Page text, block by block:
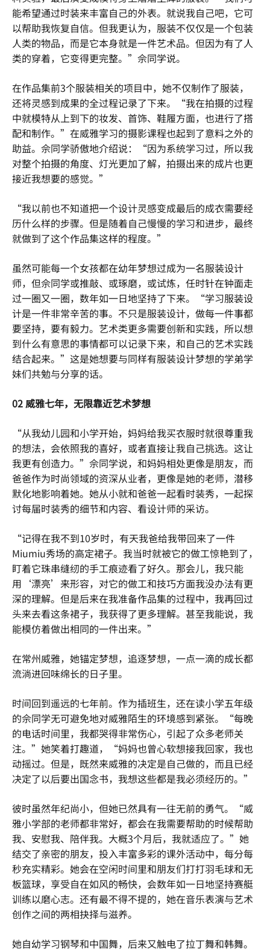
能希望通过时装来丰富自己的外表。就说我自己吧，它可
以帮助我恢复自信。但我更认为，服装不仅仅是一个包装
人类的物品，而是它本身就是一件艺术品。但因为有了人
类的穿着，它变得更完整。”佘同学说。
在作品集前3个服装相关的项目中，她不仅制作了服装，
还将灵感到成果的全过程记录了下来。“我在拍摄的过程
中就模特从上到下的妆发、首饰、鞋履方面，也进行了搭
配和制作。”在威雅学习的摄影课程也起到了意料之外的
助益。佘同学骄傲地介绍说：“因为系统学习过，所以我
对整个拍摄的角度、灯光更加了解，拍摄出来的成片也更
接近我想要的感觉。”
“我以前也不知道把一个设计灵感变成最后的成衣需要经
历什么样的步骤。但是随着自己慢慢的学习和进步，最终
就做到了这个作品集这样的程度。”
虽然可能每一个女孩都在幼年梦想过成为一名服装设计
师，但佘同学或推敲、或琢磨，或试炼，任时针在钟面走
过一圈又一圈，数年如一日地坚持了下来。“学习服装设
计是一件非常辛苦的事。不只是服装设计，做每一件事都
要坚持，要有毅力。艺术类更多需要创新和实践，所以想
到什么有意思的事情都可以记录下来，和自己的艺术实践
结合起来。”这是她想要与同样有服装设计梦想的学弟学
妹们共勉与分享的话。
02 威雅七年，无限靠近艺术梦想
“从我幼儿园和小学开始，妈妈给我买衣服时就很尊重我
的想法，会依照我的喜好，或者直接让我自己挑选。这让
我更有创造力。”佘同学说，和妈妈相处更像是朋友，而
爸爸作为时尚领域的资深从业者，更像是她的老师，潜移
默化地影响着她。她从小就和爸爸一起看时装秀，一起探
讨每届时装秀的细节和内容、看设计师的采访。
“记得在我不到10岁时，有天我爸给我带回来了一件
Miumiu秀场的高定裙子。我当时就被它的做工惊艳到了，
盯着它珠串缝纫的手工痕迹看了好久。那会儿，我只能
用‘漂亮’来形容，对它的做工和技巧方面我没办法有更
深的理解。但是后来在我准备作品集的过程中，我再回过
头来去看这条裙子，我获得了更多理解。甚至我能说，我
能模仿着做出相同的一件出来。”
在常州威雅，她锚定梦想，追逐梦想，一点一滴的成长都
流淌进回味绵长的日子里。
时间回到遥远的七年前。作为插班生，还在读小学五年级
的佘同学无可避免地对威雅陌生的环境感到紧张。“每晚
的电话时间里，我都哭得非常伤心，引起了众多老师关
注。”她笑着打趣道，“妈妈也曾心软想接我回家，我也
动摇过。但是，既然来威雅的决定是自己做的，而且已经
决定了以后要出国念书，我想这些都是我必须经历的。”
彼时虽然年纪尚小，但她已然具有一往无前的勇气。“威
雅小学部的老师都非常好，都会在我需要帮助的时候帮助
我、安慰我、陪伴我。大概3个月后，我就适应了。”她
结交了亲密的朋友，投入丰富多彩的课外活动中，每分每
秒充实精彩。她会在空闲时间里和朋友们打打羽毛球和无
板篮球，享受自在如风的畅快，会数年如一日地坚持赛艇
训练以磨心志。还有最不得不提的，她在音乐表演与艺术
创作之间的两相抉择与滋养。
她自幼学习钢琴和中国舞，后来又触电了拉丁舞和韩舞。